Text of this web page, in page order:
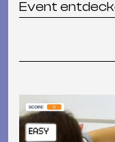
Event